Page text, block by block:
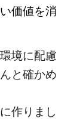
価値を消
境に配慮
と確かめ
作りまし